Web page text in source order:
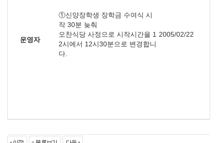
운영자
①신양장학생 장학금 수여식 시
작 30분 늦춰
오찬식당 사정으로 시작시간을 1
2시에서 12시30분으로 변경합니
다.
2005/02/22